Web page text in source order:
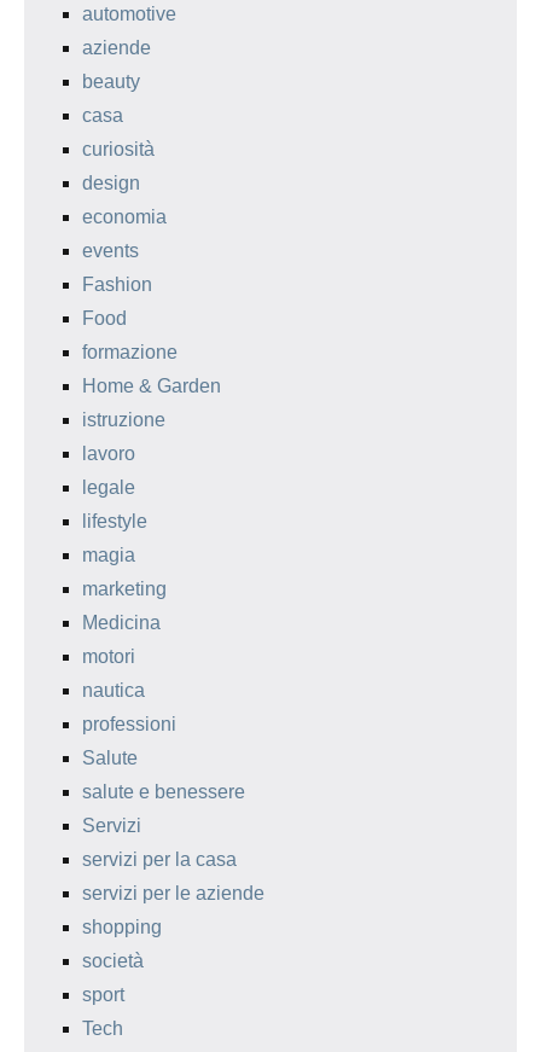
automotive
aziende
beauty
casa
curiosità
design
economia
events
Fashion
Food
formazione
Home & Garden
istruzione
lavoro
legale
lifestyle
magia
marketing
Medicina
motori
nautica
professioni
Salute
salute e benessere
Servizi
servizi per la casa
servizi per le aziende
shopping
società
sport
Tech